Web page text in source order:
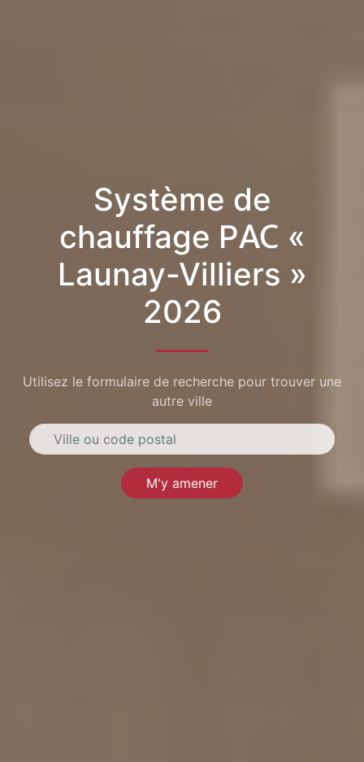
Système de
chauffage PAC «
Launay-Villiers »
2026
Utilisez le formulaire de recherche pour trouver une
autre ville
M'y amener